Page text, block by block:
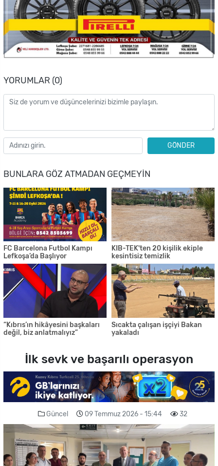
YORUMLAR (0)
GÖNDER
BUNLARA GÖZ ATMADAN GEÇMEYIN
FC Barcelona Futbol Kampı
Lefkoşa’da Başlıyor
KIB-TEK'ten 20 kişilik ekiple
kesintisiz temizlik
“Kıbrıs’ın hikâyesini başkaları
değil, biz anlatmalıyız”
Sıcakta çalışan işçiyi Bakan
yakaladı
İlk sevk ve başarılı operasyon
Güncel 09 Temmuz 2026 - 15:44 32